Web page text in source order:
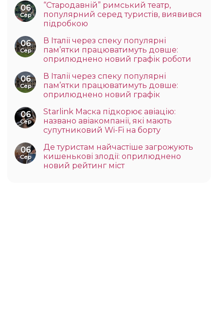
06
Сер
“Стародавній” римський театр,
популярний серед туристів, виявився
підробкою
06
Сер
В Італії через спеку популярні
пам’ятки працюватимуть довше:
оприлюднено новий графік роботи
06
Сер
В Італії через спеку популярні
пам’ятки працюватимуть довше:
оприлюднено новий графік
06
Сер
Starlink Маска підкорює авіацію:
названо авіакомпанії, які мають
супутниковий Wi-Fi на борту
06
Сер
Де туристам найчастіше загрожують
кишенькові злодії: оприлюднено
новий рейтинг міст